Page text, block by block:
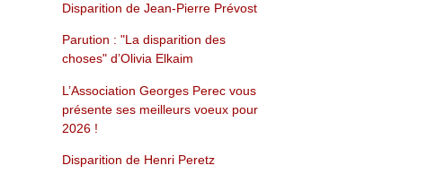
Disparition de Jean-Pierre Prévost
Parution : "La disparition des
choses" d’Olivia Elkaim
L’Association Georges Perec vous
présente ses meilleurs voeux pour
2026 !
Disparition de Henri Peretz